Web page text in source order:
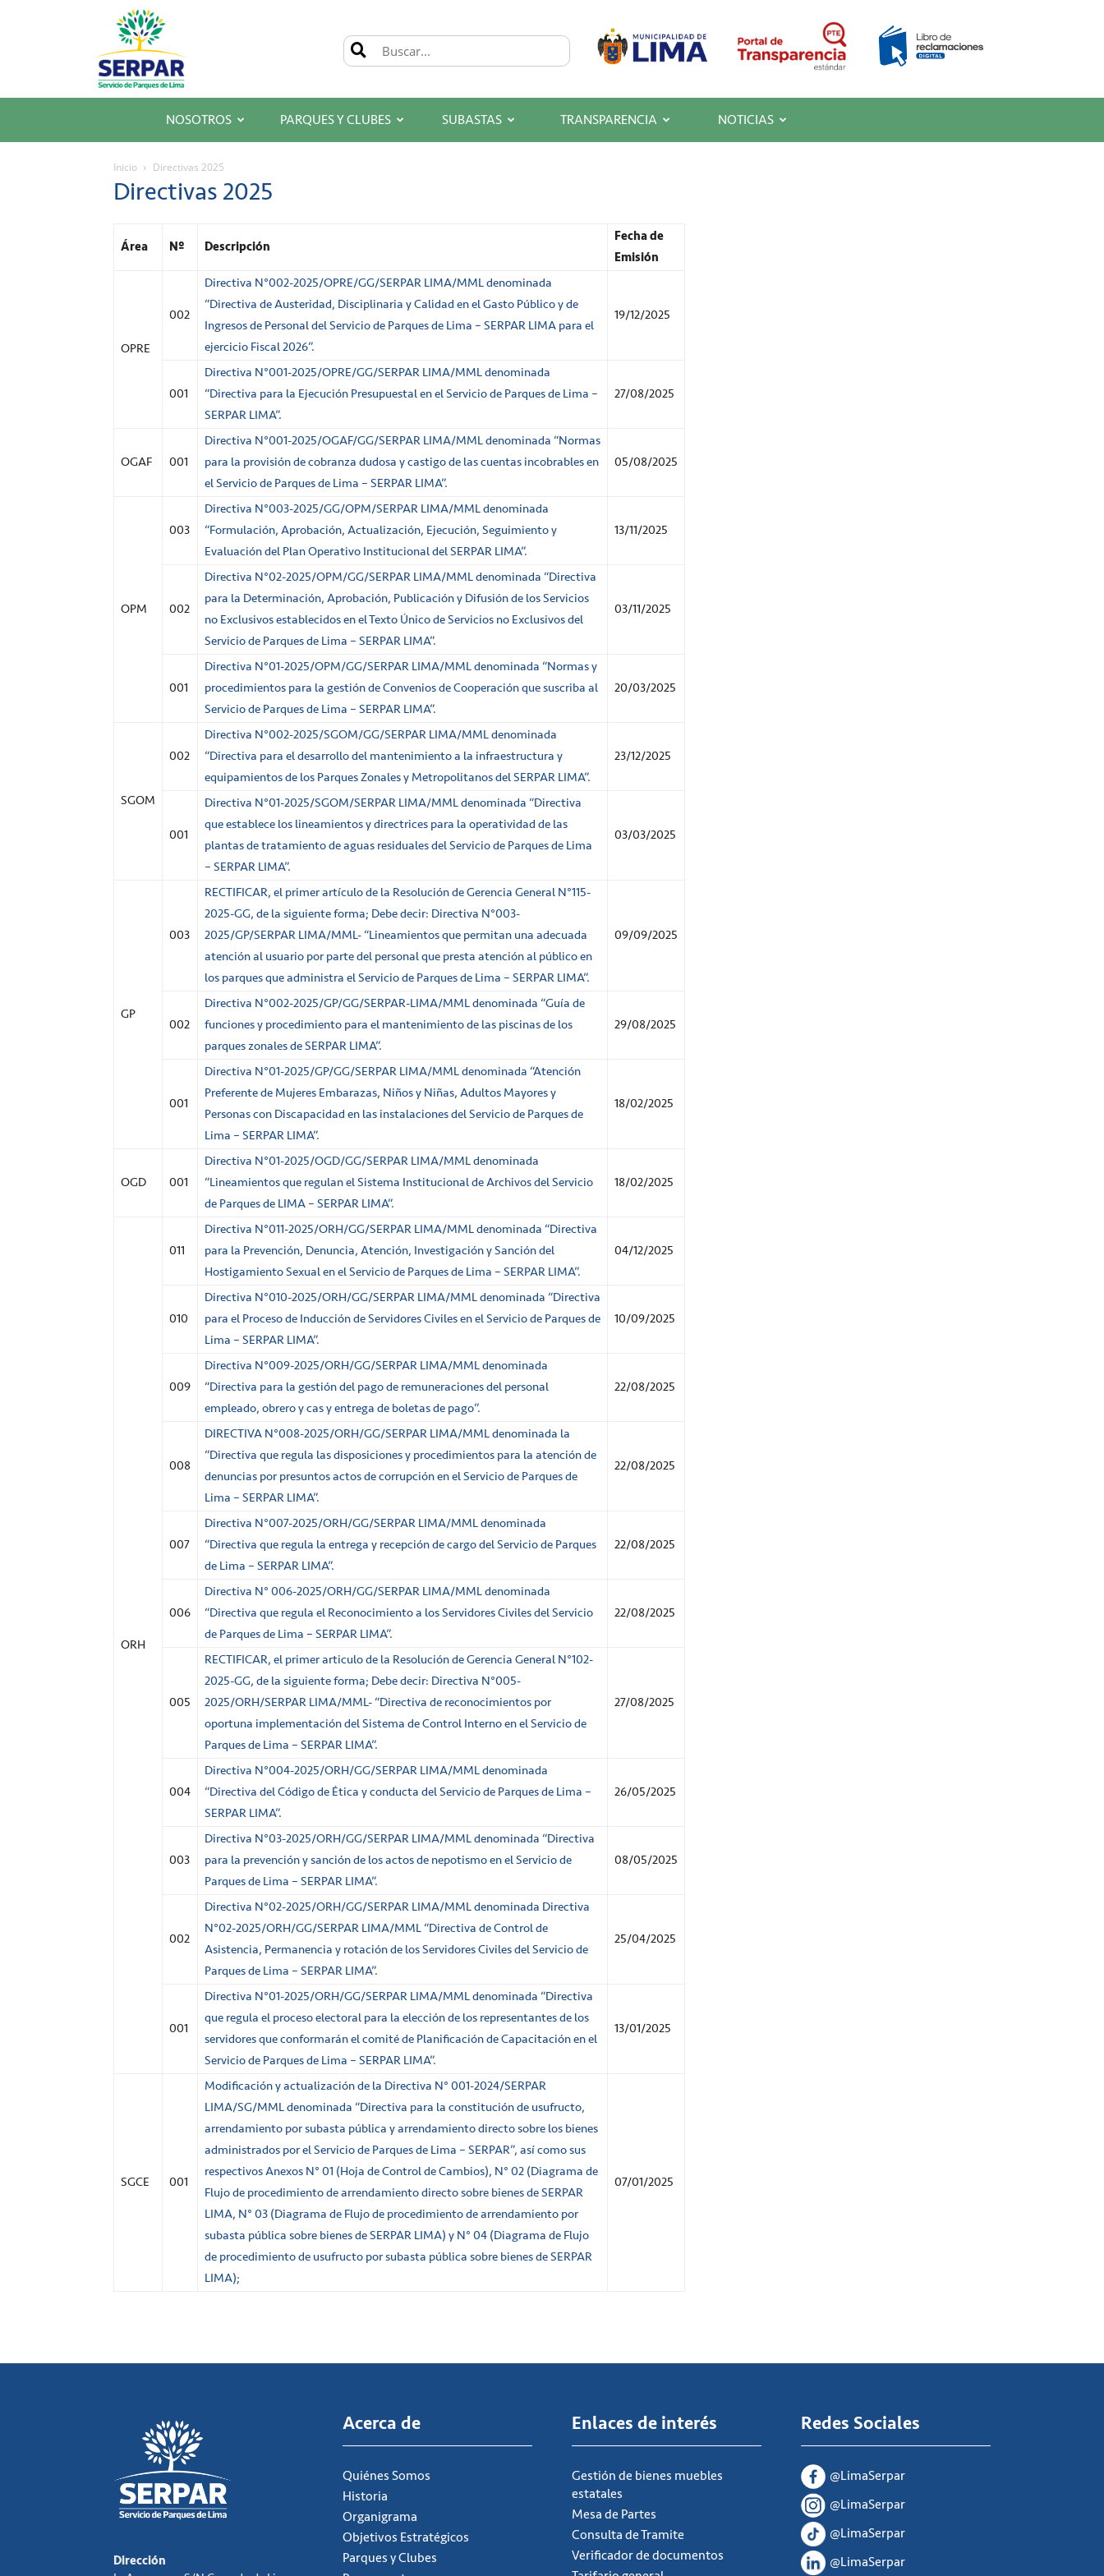
SERPAR
–
Servicio
de
Parques
de
NOSOTROS PARQUES Y CLUBES SUBASTAS TRANSPARENCIA NOTICIAS
Inicio Directivas 2025
Directivas 2025
Área Nº Descripción
Fecha de
Emisión
OPRE
002
Directiva N°002-2025/OPRE/GG/SERPAR LIMA/MML denominada
“Directiva de Austeridad, Disciplinaria y Calidad en el Gasto Público y de
Ingresos de Personal del Servicio de Parques de Lima – SERPAR LIMA para el
ejercicio Fiscal 2026”.
19/12/2025
001
Directiva N°001-2025/OPRE/GG/SERPAR LIMA/MML denominada
“Directiva para la Ejecución Presupuestal en el Servicio de Parques de Lima –
SERPAR LIMA”.
27/08/2025
OGAF 001
Directiva N°001-2025/OGAF/GG/SERPAR LIMA/MML denominada “Normas
para la provisión de cobranza dudosa y castigo de las cuentas incobrables en
el Servicio de Parques de Lima – SERPAR LIMA”.
05/08/2025
OPM
003
Directiva N°003-2025/GG/OPM/SERPAR LIMA/MML denominada
“Formulación, Aprobación, Actualización, Ejecución, Seguimiento y
Evaluación del Plan Operativo Institucional del SERPAR LIMA”.
13/11/2025
002
Directiva N°02-2025/OPM/GG/SERPAR LIMA/MML denominada “Directiva
para la Determinación, Aprobación, Publicación y Difusión de los Servicios
no Exclusivos establecidos en el Texto Único de Servicios no Exclusivos del
Servicio de Parques de Lima – SERPAR LIMA”.
03/11/2025
001
Directiva N°01-2025/OPM/GG/SERPAR LIMA/MML denominada “Normas y
procedimientos para la gestión de Convenios de Cooperación que suscriba al
Servicio de Parques de Lima – SERPAR LIMA”.
20/03/2025
SGOM
002
Directiva N°002-2025/SGOM/GG/SERPAR LIMA/MML denominada
“Directiva para el desarrollo del mantenimiento a la infraestructura y
equipamientos de los Parques Zonales y Metropolitanos del SERPAR LIMA”.
23/12/2025
001
Directiva N°01-2025/SGOM/SERPAR LIMA/MML denominada “Directiva
que establece los lineamientos y directrices para la operatividad de las
plantas de tratamiento de aguas residuales del Servicio de Parques de Lima
– SERPAR LIMA”.
03/03/2025
GP
003
RECTIFICAR, el primer artículo de la Resolución de Gerencia General N°115-
2025-GG, de la siguiente forma; Debe decir: Directiva N°003-
2025/GP/SERPAR LIMA/MML- “Lineamientos que permitan una adecuada
atención al usuario por parte del personal que presta atención al público en
los parques que administra el Servicio de Parques de Lima – SERPAR LIMA”.
09/09/2025
002
Directiva N°002-2025/GP/GG/SERPAR-LIMA/MML denominada “Guía de
funciones y procedimiento para el mantenimiento de las piscinas de los
parques zonales de SERPAR LIMA”.
29/08/2025
001
Directiva N°01-2025/GP/GG/SERPAR LIMA/MML denominada “Atención
Preferente de Mujeres Embarazas, Niños y Niñas, Adultos Mayores y
Personas con Discapacidad en las instalaciones del Servicio de Parques de
Lima – SERPAR LIMA”.
18/02/2025
OGD 001
Directiva N°01-2025/OGD/GG/SERPAR LIMA/MML denominada
“Lineamientos que regulan el Sistema Institucional de Archivos del Servicio
de Parques de LIMA – SERPAR LIMA”.
18/02/2025
ORH
011
Directiva N°011-2025/ORH/GG/SERPAR LIMA/MML denominada “Directiva
para la Prevención, Denuncia, Atención, Investigación y Sanción del
Hostigamiento Sexual en el Servicio de Parques de Lima – SERPAR LIMA”.
04/12/2025
010
Directiva N°010-2025/ORH/GG/SERPAR LIMA/MML denominada “Directiva
para el Proceso de Inducción de Servidores Civiles en el Servicio de Parques de
Lima – SERPAR LIMA”.
10/09/2025
009
Directiva N°009-2025/ORH/GG/SERPAR LIMA/MML denominada
“Directiva para la gestión del pago de remuneraciones del personal
empleado, obrero y cas y entrega de boletas de pago”.
22/08/2025
008
DIRECTIVA N°008-2025/ORH/GG/SERPAR LIMA/MML denominada la
“Directiva que regula las disposiciones y procedimientos para la atención de
denuncias por presuntos actos de corrupción en el Servicio de Parques de
Lima – SERPAR LIMA”.
22/08/2025
007
Directiva N°007-2025/ORH/GG/SERPAR LIMA/MML denominada
“Directiva que regula la entrega y recepción de cargo del Servicio de Parques
de Lima – SERPAR LIMA”.
22/08/2025
006
Directiva N° 006-2025/ORH/GG/SERPAR LIMA/MML denominada
“Directiva que regula el Reconocimiento a los Servidores Civiles del Servicio
de Parques de Lima – SERPAR LIMA”.
22/08/2025
005
RECTIFICAR, el primer articulo de la Resolución de Gerencia General N°102-
2025-GG, de la siguiente forma; Debe decir: Directiva N°005-
2025/ORH/SERPAR LIMA/MML- “Directiva de reconocimientos por
oportuna implementación del Sistema de Control Interno en el Servicio de
Parques de Lima – SERPAR LIMA”.
27/08/2025
004
Directiva N°004-2025/ORH/GG/SERPAR LIMA/MML denominada
“Directiva del Código de Ética y conducta del Servicio de Parques de Lima –
SERPAR LIMA”.
26/05/2025
003
Directiva N°03-2025/ORH/GG/SERPAR LIMA/MML denominada “Directiva
para la prevención y sanción de los actos de nepotismo en el Servicio de
Parques de Lima – SERPAR LIMA”.
08/05/2025
002
Directiva N°02-2025/ORH/GG/SERPAR LIMA/MML denominada Directiva
N°02-2025/ORH/GG/SERPAR LIMA/MML “Directiva de Control de
Asistencia, Permanencia y rotación de los Servidores Civiles del Servicio de
Parques de Lima – SERPAR LIMA”.
25/04/2025
001
Directiva N°01-2025/ORH/GG/SERPAR LIMA/MML denominada “Directiva
que regula el proceso electoral para la elección de los representantes de los
servidores que conformarán el comité de Planificación de Capacitación en el
Servicio de Parques de Lima – SERPAR LIMA”.
13/01/2025
SGCE 001
Modificación y actualización de la Directiva N° 001-2024/SERPAR
LIMA/SG/MML denominada “Directiva para la constitución de usufructo,
arrendamiento por subasta pública y arrendamiento directo sobre los bienes
administrados por el Servicio de Parques de Lima – SERPAR”, así como sus
respectivos Anexos N° 01 (Hoja de Control de Cambios), N° 02 (Diagrama de
Flujo de procedimiento de arrendamiento directo sobre bienes de SERPAR
LIMA, N° 03 (Diagrama de Flujo de procedimiento de arrendamiento por
subasta pública sobre bienes de SERPAR LIMA) y N° 04 (Diagrama de Flujo
de procedimiento de usufructo por subasta pública sobre bienes de SERPAR
LIMA);
07/01/2025
Dirección
Acerca de
Quiénes Somos
Historia
Organigrama
Objetivos Estratégicos
Parques y Clubes
Enlaces de interés
Gestión de bienes muebles
estatales
Mesa de Partes
Consulta de Tramite
Verificador de documentos
Redes Sociales
@LimaSerpar
@LimaSerpar
@LimaSerpar
@LimaSerpar